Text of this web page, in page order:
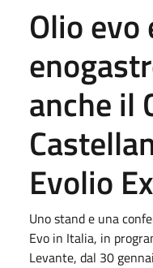
Olio
anche il
Evolio
Uno stand e una
Evo in Italia, in
Levante, dal 30